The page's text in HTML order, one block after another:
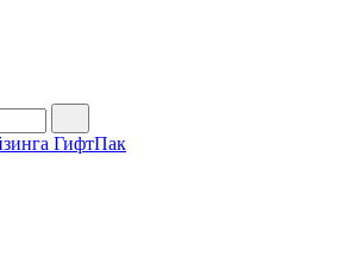
ГифтПак